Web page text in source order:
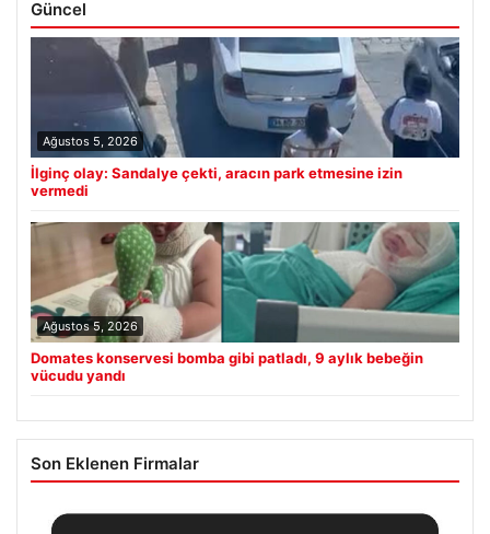
Güncel
Ağustos 5, 2026
İlginç olay: Sandalye çekti, aracın park etmesine izin
vermedi
Ağustos 5, 2026
Domates konservesi bomba gibi patladı, 9 aylık bebeğin
vücudu yandı
Son Eklenen Firmalar